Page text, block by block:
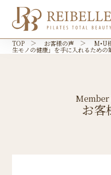
こんな
TOP お客様の声 M•U
生モノの健康」を手に入れるための
お客